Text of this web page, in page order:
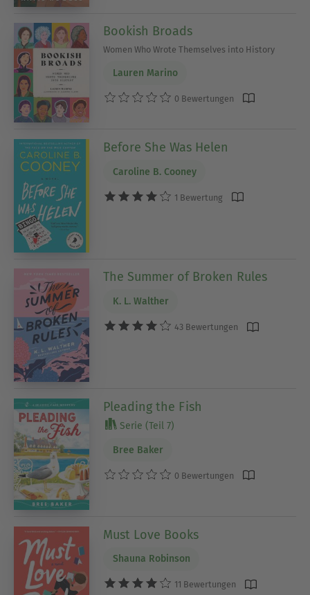
Bookish Broads
Women Who Wrote Themselves into History
Lauren Marino
0 Bewertungen
Before She Was Helen
Caroline B. Cooney
1 Bewertung
The Summer of Broken Rules
K. L. Walther
43 Bewertungen
Pleading the Fish
Serie (Teil 7)
Bree Baker
0 Bewertungen
Must Love Books
Shauna Robinson
11 Bewertungen